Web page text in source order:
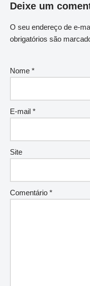
Deixe um
O seu endereço de e-
obrigatórios são
Nome *
E-mail *
Site
Comentário *